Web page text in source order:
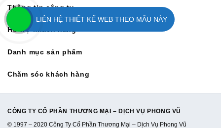
Thông tin công ty
Hỗ trợ khách hàng
Danh mục sản phẩm
Chăm sóc khách hàng
CÔNG TY CỔ PHẦN THƯƠNG MẠI – DỊCH VỤ PHONG VŨ
© 1997 – 2020 Công Ty Cổ Phần Thương Mại – Dịch Vụ Phong Vũ
LIÊN HỆ THIẾT KẾ WEB THEO MẪU NÀY